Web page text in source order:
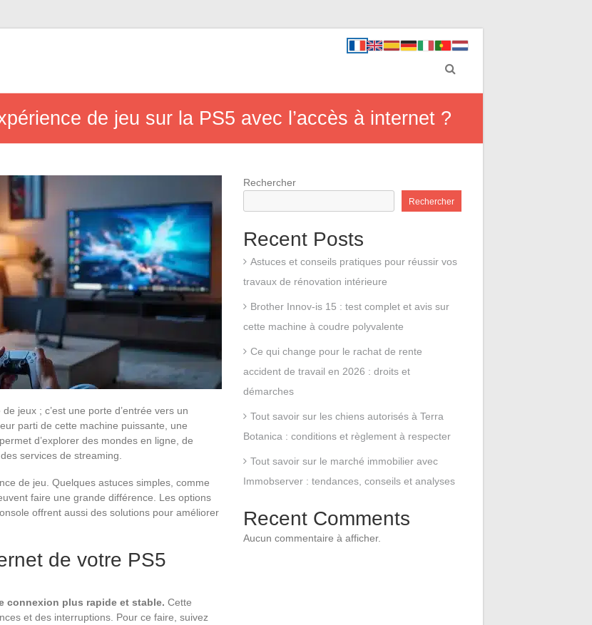
de jeu sur la PS5 avec l’accès à internet ?
jeux ; c’est une porte d’entrée vers un
parti de cette machine puissante, une
d’explorer des mondes en ligne, de
services de streaming.
de jeu. Quelques astuces simples, comme
faire une grande différence. Les options
offrent aussi des solutions pour améliorer
de votre PS5
connexion plus rapide et stable. Cette
et des interruptions. Pour ce faire, suivez
Rechercher
Rechercher
Recent Posts
Astuces et conseils pratiques pour réussir vos
travaux de rénovation intérieure
Brother Innov-is 15 : test complet et avis sur
cette machine à coudre polyvalente
Ce qui change pour le rachat de rente
accident de travail en 2026 : droits et
démarches
Tout savoir sur les chiens autorisés à Terra
Botanica : conditions et règlement à respecter
Tout savoir sur le marché immobilier avec
Immobserver : tendances, conseils et analyses
Recent Comments
Aucun commentaire à afficher.